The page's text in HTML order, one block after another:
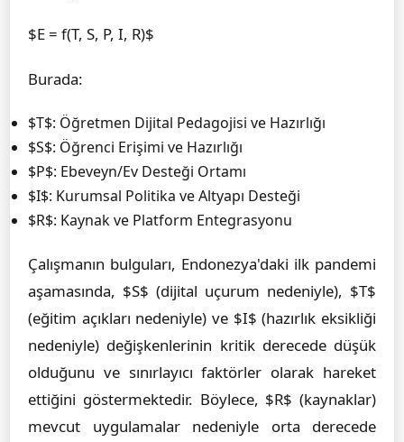
$E = f(T, S, P, I, R)$
Burada:
$T$: Öğretmen Dijital Pedagojisi ve Hazırlığı
$S$: Öğrenci Erişimi ve Hazırlığı
$P$: Ebeveyn/Ev Desteği Ortamı
$I$: Kurumsal Politika ve Altyapı Desteği
$R$: Kaynak ve Platform Entegrasyonu
Çalışmanın bulguları, Endonezya'daki ilk pandemi
aşamasında, $S$ (dijital uçurum nedeniyle), $T$
(eğitim açıkları nedeniyle) ve $I$ (hazırlık eksikliği
nedeniyle) değişkenlerinin kritik derecede düşük
olduğunu ve sınırlayıcı faktörler olarak hareket
ettiğini göstermektedir. Böylece, $R$ (kaynaklar)
mevcut uygulamalar nedeniyle orta derecede